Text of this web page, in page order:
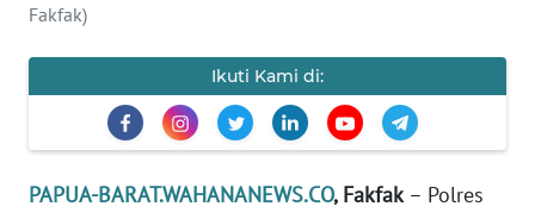
Fakfak)
Ikuti Kami di:
PAPUA-BARAT.WAHANANEWS.CO, Fakfak – Polres
SIBER